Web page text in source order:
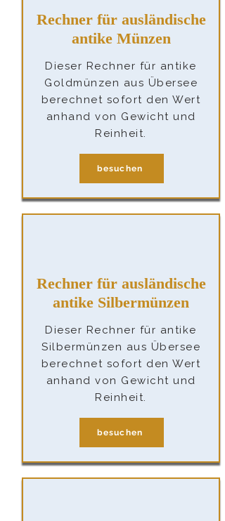
Rechner für ausländische
antike Münzen
Dieser Rechner für antike
Goldmünzen aus Übersee
berechnet sofort den Wert
anhand von Gewicht und
Reinheit.
besuchen
Rechner für ausländische
antike Silbermünzen
Dieser Rechner für antike
Silbermünzen aus Übersee
berechnet sofort den Wert
anhand von Gewicht und
Reinheit.
besuchen